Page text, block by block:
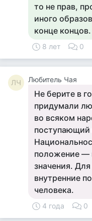
то не прав,
иного
конце концов.
8 лет 0
ЛЧ Любитель Чая
Не берите в
придумали
во всяком
поступающий
положение —
значения.
внутренние
человека.
4 года 0